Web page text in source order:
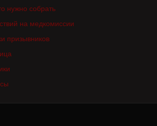
нужно собрать
на медкомиссии
призывников